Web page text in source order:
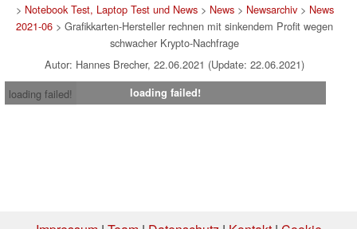
> Notebook Test, Laptop Test und News> News> Newsarchiv> News
2021-06 > Grafikkarten-Hersteller rechnen mit sinkendem Profit wegen
schwacher Krypto-Nachfrage
Autor: Hannes Brecher, 22.06.2021 (Update: 22.06.2021)
loading failed!
loading failed!